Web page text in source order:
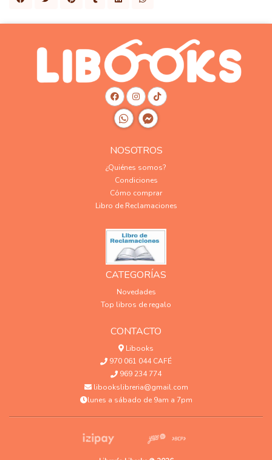
NOSOTROS
¿Quiénes somos?
Condiciones
Cómo comprar
Libro de Reclamaciones
CATEGORÍAS
Novedades
Top libros de regalo
CONTACTO
Libooks
970 061 044 CAFÉ
969 234 774
libookslibreria@gmail.com
lunes a sábado de 9am a 7pm